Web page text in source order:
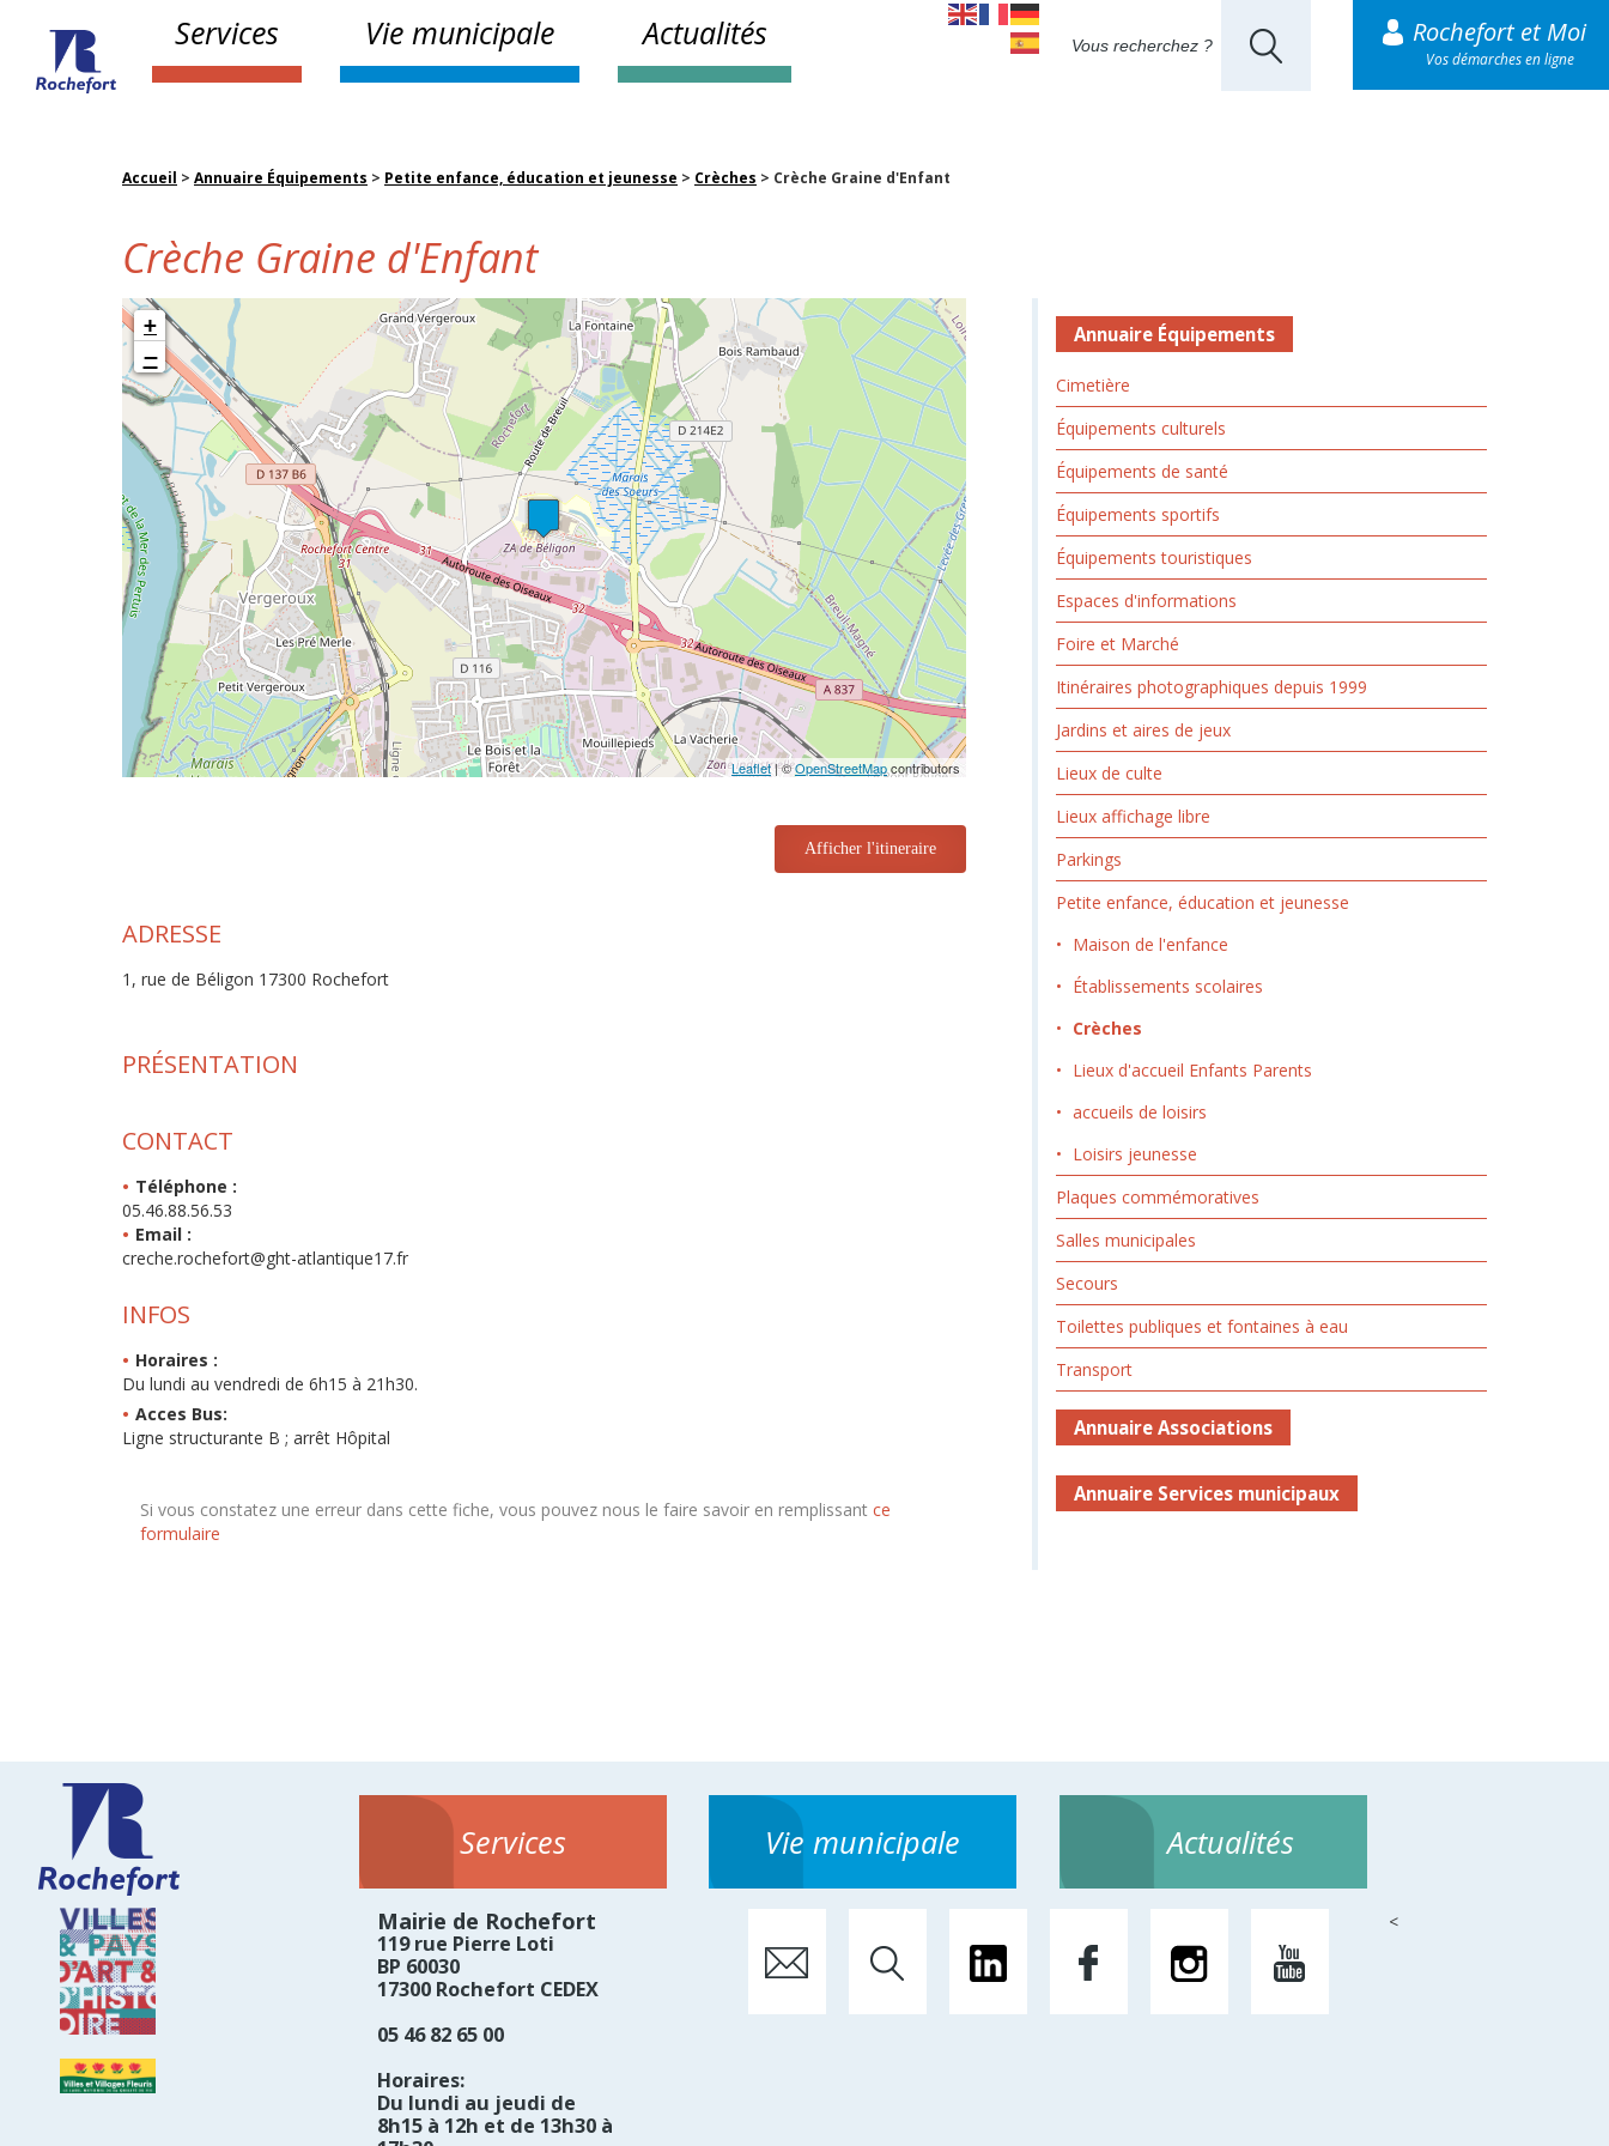
Services Vie municipale Actualités Rochefort et Moi
Vos démarches en ligne
Accueil > Annuaire Équipements > Petite enfance, éducation et jeunesse > Crèches > Crèche Graine d'Enfant
Crèche Graine d'Enfant
+
−
Leaflet| ©OpenStreetMapcontributors
Afficher l'itineraire
ADRESSE
1, rue de Béligon 17300 Rochefort
PRÉSENTATION
CONTACT
Téléphone :
05.46.88.56.53
Email :
creche.rochefort@ght-atlantique17.fr
INFOS
Horaires :
Du lundi au vendredi de 6h15 à 21h30.
Acces Bus:
Ligne structurante B ; arrêt Hôpital
Si vous constatez une erreur dans cette fiche, vous pouvez nous le faire savoir en remplissant ce
formulaire
Annuaire Équipements
Cimetière
Équipements culturels
Équipements de santé
Équipements sportifs
Équipements touristiques
Espaces d'informations
Foire et Marché
Itinéraires photographiques depuis 1999
Jardins et aires de jeux
Lieux de culte
Lieux affichage libre
Parkings
Petite enfance, éducation et jeunesse
Maison de l'enfance
Établissements scolaires
Crèches
Lieux d'accueil Enfants Parents
accueils de loisirs
Loisirs jeunesse
Plaques commémoratives
Salles municipales
Secours
Toilettes publiques et fontaines à eau
Transport
Annuaire Associations
Annuaire Services municipaux
Services Vie municipale Actualités
Mairie de Rochefort
119 rue Pierre Loti
BP 60030
17300 Rochefort CEDEX
05 46 82 65 00
Horaires:
Du lundi au jeudi de
8h15 à 12h et de 13h30 à
<